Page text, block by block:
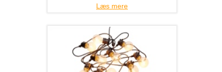
Læs mere